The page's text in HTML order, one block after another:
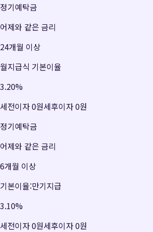
정기예탁금
어제와 같은 금리
24개월 이상
월지급식 기본이율
3.20%
세전이자0원세후이자0원
정기예탁금
어제와 같은 금리
6개월 이상
기본이율:만기지급
3.10%
세전이자0원세후이자0원